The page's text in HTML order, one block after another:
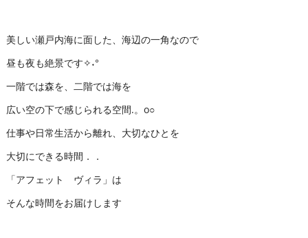
美しい瀬戸内海に面した、海辺の一角なので
昼も夜も絶景です✧˖°
一階では森を、二階では海を
広い空の下で感じられる空間.。o○
仕事や日常生活から離れ、大切なひとを
大切にできる時間．．
「アフェット ヴィラ」は
そんな時間をお届けします